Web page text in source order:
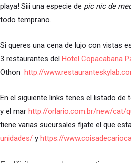
playa! Siii una especie de pic nic de
todo temprano.
Si queres una cena de lujo con vistas
3 restaurantes delHotel Copacabana
Othonhttp://www.restauranteskylab.
En el siguiente links tenes el listado de
y el marhttp://orlario.com.br/new/cat/
tiene varias sucursales fijate el que
unidades/ yhttps://